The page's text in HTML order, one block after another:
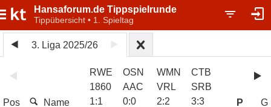
Hansaforum.de Tippspielrunde
Tippübersicht • 1. Spieltag
3. Liga 2025/26
Pos Name
RWE
1860
1:1
OSN
AAC
0:0
WMN
VRL
2:2
CTB
SRB
3:3 P G